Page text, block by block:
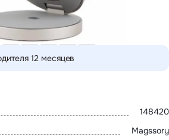
оборудование
и адаптеры
пленки
устройства
рюкзаки
трекеры
12 месяцев
148420
Magssory